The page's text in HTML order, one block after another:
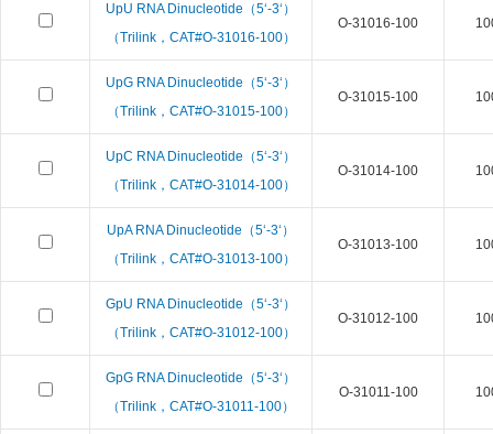
UpU RNA Dinucleotide（5‘-3‘）
（Trilink，CAT#O-31016-100）
O-31016-100
UpG RNA Dinucleotide（5‘-3‘）
（Trilink，CAT#O-31015-100）
O-31015-100
UpC RNA Dinucleotide（5‘-3‘）
（Trilink，CAT#O-31014-100）
O-31014-100
UpA RNA Dinucleotide（5‘-3‘）
（Trilink，CAT#O-31013-100）
O-31013-100
GpU RNA Dinucleotide（5‘-3‘）
（Trilink，CAT#O-31012-100）
O-31012-100
GpG RNA Dinucleotide（5‘-3‘）
（Trilink，CAT#O-31011-100）
O-31011-100